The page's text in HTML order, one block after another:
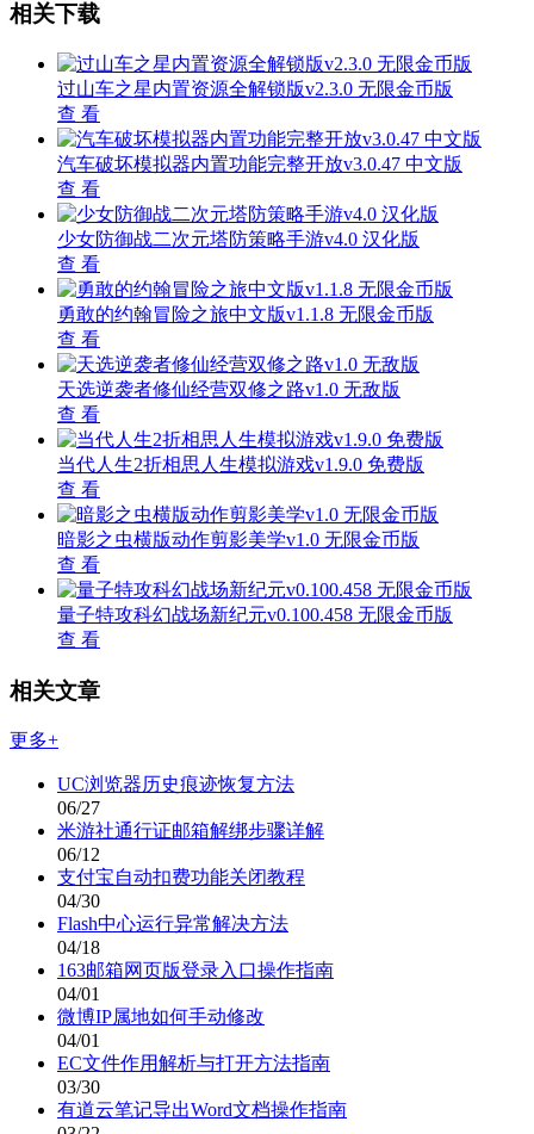
相关下载
过山车之星内置资源全解锁版v2.3.0 无限金币版
查 看
汽车破坏模拟器内置功能完整开放v3.0.47 中文版
查 看
少女防御战二次元塔防策略手游v4.0 汉化版
查 看
勇敢的约翰冒险之旅中文版v1.1.8 无限金币版
查 看
天选逆袭者修仙经营双修之路v1.0 无敌版
查 看
当代人生2折相思人生模拟游戏v1.9.0 免费版
查 看
暗影之虫横版动作剪影美学v1.0 无限金币版
查 看
量子特攻科幻战场新纪元v0.100.458 无限金币版
查 看
相关文章
更多+
UC浏览器历史痕迹恢复方法
06/27
米游社通行证邮箱解绑步骤详解
06/12
支付宝自动扣费功能关闭教程
04/30
Flash中心运行异常解决方法
04/18
163邮箱网页版登录入口操作指南
04/01
微博IP属地如何手动修改
04/01
EC文件作用解析与打开方法指南
03/30
有道云笔记导出Word文档操作指南